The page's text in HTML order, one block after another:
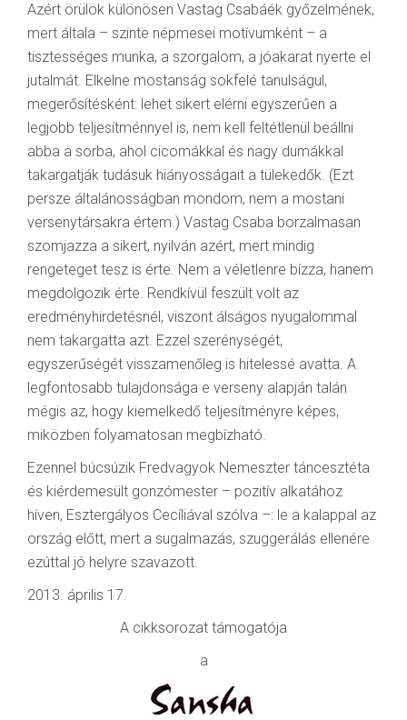
Azért örülök különösen Vastag Csabáék győzelmének,
mert általa – szinte népmesei motívumként – a
tisztességes munka, a szorgalom, a jóakarat nyerte el
jutalmát. Elkelne mostanság sokfelé tanulságul,
megerősítésként: lehet sikert elérni egyszerűen a
legjobb teljesítménnyel is, nem kell feltétlenül beállni
abba a sorba, ahol cicomákkal és nagy dumákkal
takargatják tudásuk hiányosságait a tülekedők. (Ezt
persze általánosságban mondom, nem a mostani
versenytársakra értem.) Vastag Csaba borzalmasan
szomjazza a sikert, nyilván azért, mert mindig
rengeteget tesz is érte. Nem a véletlenre bízza, hanem
megdolgozik érte. Rendkívül feszült volt az
eredményhirdetésnél, viszont álságos nyugalommal
nem takargatta azt. Ezzel szerénységét,
egyszerűségét visszamenőleg is hitelessé avatta. A
legfontosabb tulajdonsága e verseny alapján talán
mégis az, hogy kiemelkedő teljesítményre képes,
miközben folyamatosan megbízható.
Ezennel búcsúzik Fredvagyok Nemeszter táncesztéta
és kiérdemesült gonzómester – pozitív alkatához
híven, Esztergályos Cecíliával szólva –: le a kalappal az
ország előtt, mert a sugalmazás, szuggerálás ellenére
ezúttal jó helyre szavazott.
2013. április 17.
A cikksorozat támogatója
a